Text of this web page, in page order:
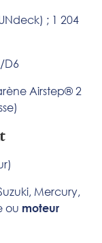
; 1 204
D6
Airstep® 2
Mercury,
ou moteur